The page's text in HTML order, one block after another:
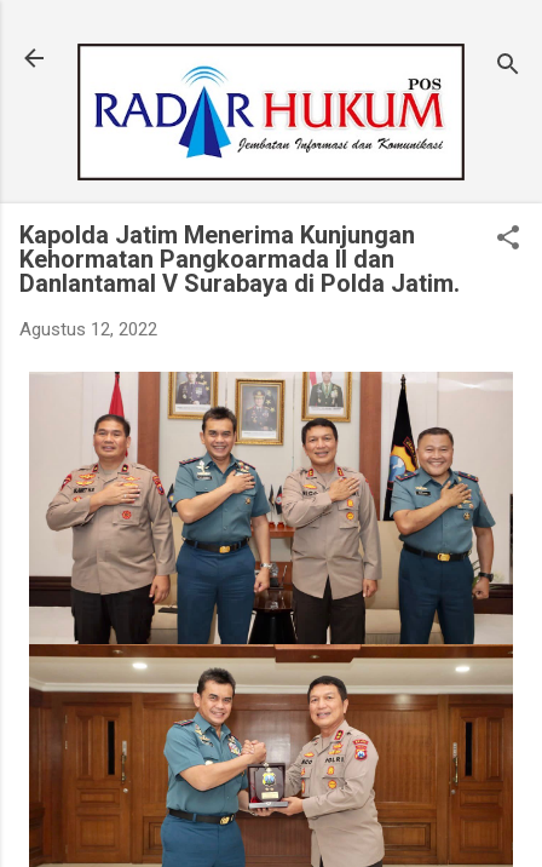
Kapolda Jatim Menerima Kunjungan
Kehormatan Pangkoarmada II dan
Danlantamal V Surabaya di Polda Jatim.
Agustus 12, 2022